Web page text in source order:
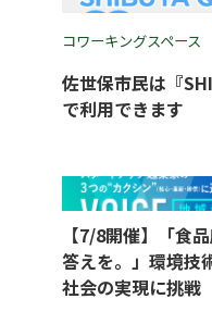
コワーキングスペース
佐世保市民は『
で利用できます
【7/8開催】「食
答えを。」環境技
社会の実現に挑戦